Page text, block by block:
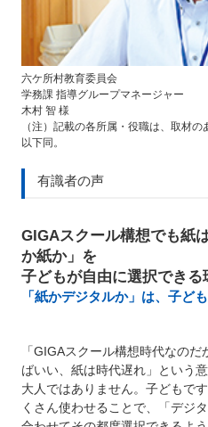
六ケ所村教育委員会
学務課 指導グループマネージャー
木村 智 様
（注）記載の各所属・役職は、取材
以下同。
有識者の声
GIGAスクール構想でも紙
か紙か」を
子どもが自由に選択できる
「紙かデジタルか」は、子ど
「GIGAスクール構想時代なの
ばいい、紙は時代遅れ」という
大人ではありません。子どもで
くさん使わせることで、「デジ